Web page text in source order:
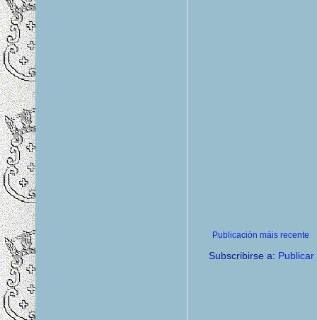
Publicación máis recente
Subscribirse a: